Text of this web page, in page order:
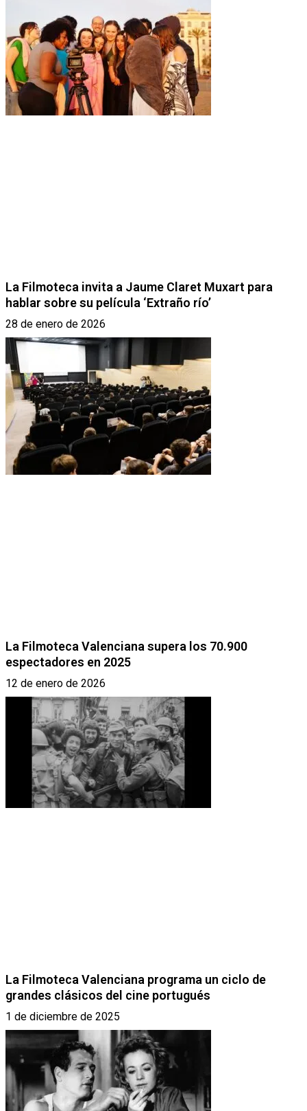
La Filmoteca invita a Jaume Claret Muxart para
hablar sobre su película ‘Extraño río’
28 de enero de 2026
La Filmoteca Valenciana supera los 70.900
espectadores en 2025
12 de enero de 2026
La Filmoteca Valenciana programa un ciclo de
grandes clásicos del cine portugués
1 de diciembre de 2025